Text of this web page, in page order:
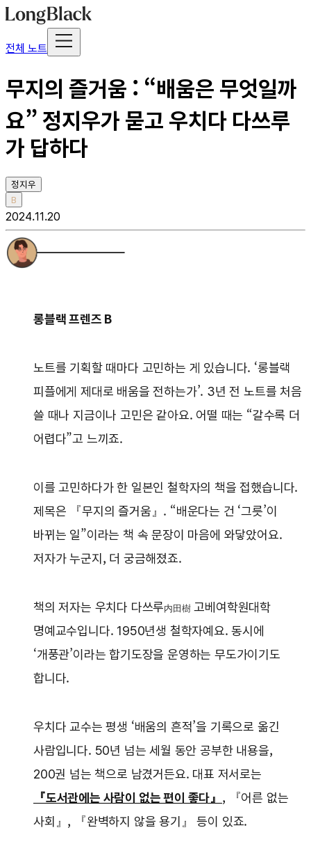
전체 노트
무지의 즐거움 : “배움은 무엇일까
요” 정지우가 묻고 우치다 다쓰루
가 답하다
정지우
B
2024.11.20
롱블랙 프렌즈 B
노트를 기획할 때마다 고민하는 게 있습니다. ‘롱블랙
피플에게 제대로 배움을 전하는가’. 3년 전 노트를 처음
쓸 때나 지금이나 고민은 같아요. 어떨 때는 “갈수록 더
어렵다”고 느끼죠.
이를 고민하다가 한 일본인 철학자의 책을 접했습니다.
제목은 『무지의 즐거움』. “배운다는 건 ‘그릇’이
바뀌는 일”이라는 책 속 문장이 마음에 와닿았어요.
저자가 누군지, 더 궁금해졌죠.
책의 저자는 우치다 다쓰루内田樹고베여학원대학
명예교수입니다. 1950년생 철학자예요. 동시에
‘개풍관’이라는 합기도장을 운영하는 무도가이기도
합니다.
우치다 교수는 평생 ‘배움의 흔적’을 기록으로 옮긴
사람입니다. 50년 넘는 세월 동안 공부한 내용을,
200권 넘는 책으로 남겼거든요. 대표 저서로는
『도서관에는 사람이 없는 편이 좋다』 , 『어른 없는
사회』, 『완벽하지 않을 용기』 등이 있죠.